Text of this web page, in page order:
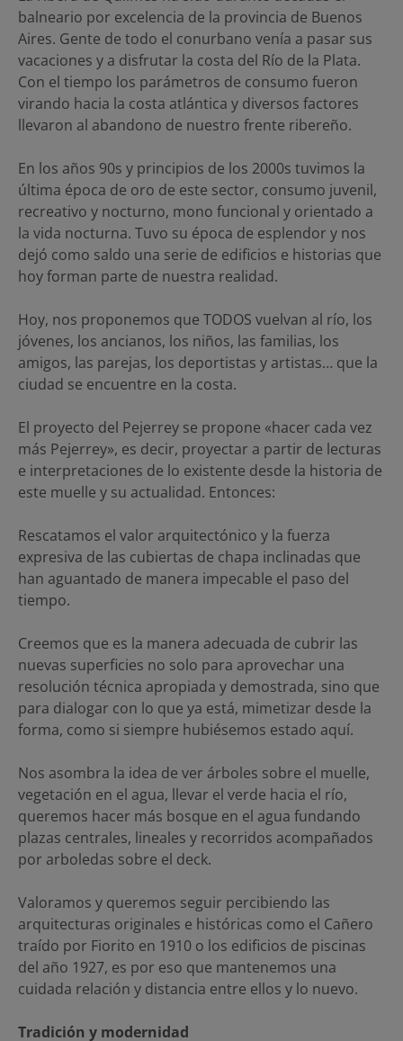
balneario por excelencia de la provincia de Buenos
Aires. Gente de todo el conurbano venía a pasar sus
vacaciones y a disfrutar la costa del Río de la Plata.
Con el tiempo los parámetros de consumo fueron
virando hacia la costa atlántica y diversos factores
llevaron al abandono de nuestro frente ribereño.
En los años 90s y principios de los 2000s tuvimos la
última época de oro de este sector, consumo juvenil,
recreativo y nocturno, mono funcional y orientado a
la vida nocturna. Tuvo su época de esplendor y nos
dejó como saldo una serie de edificios e historias que
hoy forman parte de nuestra realidad.
Hoy, nos proponemos que TODOS vuelvan al río, los
jóvenes, los ancianos, los niños, las familias, los
amigos, las parejas, los deportistas y artistas… que la
ciudad se encuentre en la costa.
El proyecto del Pejerrey se propone «hacer cada vez
más Pejerrey», es decir, proyectar a partir de lecturas
e interpretaciones de lo existente desde la historia de
este muelle y su actualidad. Entonces:
Rescatamos el valor arquitectónico y la fuerza
expresiva de las cubiertas de chapa inclinadas que
han aguantado de manera impecable el paso del
tiempo.
Creemos que es la manera adecuada de cubrir las
nuevas superficies no solo para aprovechar una
resolución técnica apropiada y demostrada, sino que
para dialogar con lo que ya está, mimetizar desde la
forma, como si siempre hubiésemos estado aquí.
Nos asombra la idea de ver árboles sobre el muelle,
vegetación en el agua, llevar el verde hacia el río,
queremos hacer más bosque en el agua fundando
plazas centrales, lineales y recorridos acompañados
por arboledas sobre el deck.
Valoramos y queremos seguir percibiendo las
arquitecturas originales e históricas como el Cañero
traído por Fiorito en 1910 o los edificios de piscinas
del año 1927, es por eso que mantenemos una
cuidada relación y distancia entre ellos y lo nuevo.
Tradición y modernidad